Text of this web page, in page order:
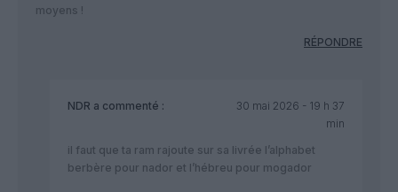
moyens !
RÉPONDRE
NDR a commenté :
30 mai 2026 - 19 h 37
min
il faut que ta ram rajoute sur sa livrée l’alphabet
berbère pour nador et l’hébreu pour mogador